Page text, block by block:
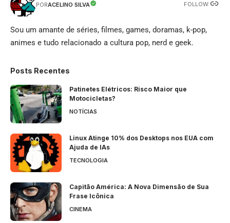
PORACELINO SILVA FOLLOW:
Sou um amante de séries, filmes, games, doramas, k-pop,
animes e tudo relacionado a cultura pop, nerd e geek.
Posts Recentes
Patinetes Elétricos: Risco Maior que
Motocicletas?
NOTÍCIAS
Linux Atinge 10% dos Desktops nos EUA com
Ajuda de IAs
TECNOLOGIA
Capitão América: A Nova Dimensão de Sua
Frase Icônica
CINEMA